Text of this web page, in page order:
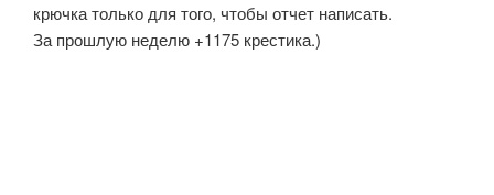
крючка только для того, чтобы отчет написать.
За прошлую неделю +1175 крестика.)